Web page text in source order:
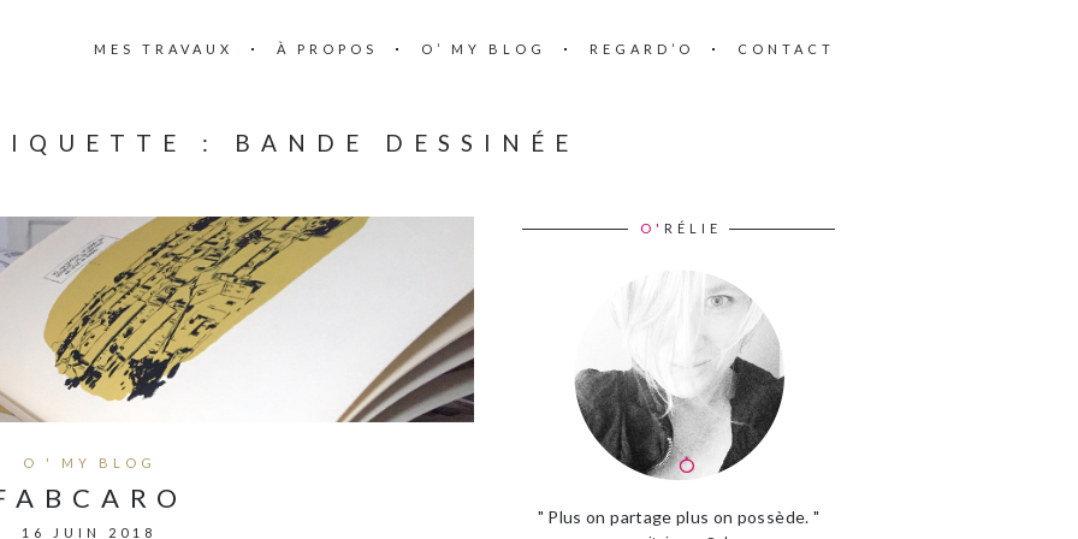
MES TRAVAUX À PROPOS O’ MY BLOG REGARD’O CONTACT
: BANDE DESSINÉE
O ' MY BLOG
16 JUIN 2018
O' RÉLIE
" Plus on partage plus on possède. "